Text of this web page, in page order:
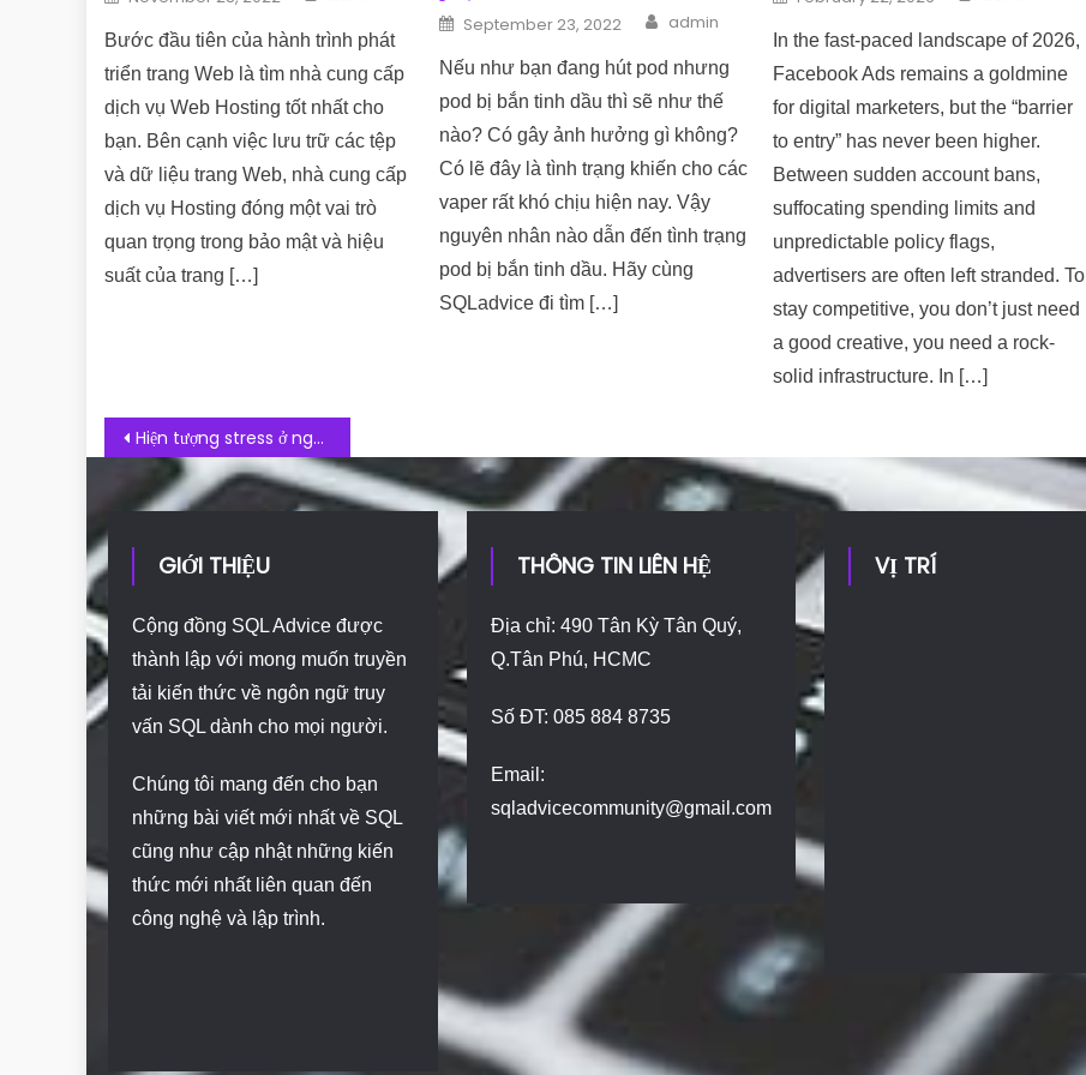
Bước đầu tiên của hành trình phát
triển trang Web là tìm nhà cung cấp
dịch vụ Web Hosting tốt nhất cho
bạn. Bên cạnh việc lưu trữ các tệp
và dữ liệu trang Web, nhà cung cấp
dịch vụ Hosting đóng một vai trò
quan trọng trong bảo mật và hiệu
suất của trang […]
Posted on
September 23, 2022 Author
admin
Nếu như bạn đang hút pod nhưng
pod bị bắn tinh dầu thì sẽ như thế
nào? Có gây ảnh hưởng gì không?
Có lẽ đây là tình trạng khiến cho các
vaper rất khó chịu hiện nay. Vậy
nguyên nhân nào dẫn đến tình trạng
pod bị bắn tinh dầu. Hãy cùng
SQLadvice đi tìm […]
In the fast-paced landscape of 2026,
Facebook Ads remains a goldmine
for digital marketers, but the “barrier
to entry” has never been higher.
Between sudden account bans,
suffocating spending limits and
unpredictable policy flags,
advertisers are often left stranded. To
stay competitive, you don’t just need
a good creative, you need a rock-
solid infrastructure. In […]
Post navigation
Hiện tượng stress ở người già: Nguyên nhân và cách điều trị
GIỚI THIỆU
Cộng đồng SQL Advice được
thành lập với mong muốn truyền
tải kiến thức về ngôn ngữ truy
vấn SQL dành cho mọi người.
Chúng tôi mang đến cho bạn
những bài viết mới nhất về SQL
cũng như cập nhật những kiến
thức mới nhất liên quan đến
công nghệ và lập trình.
THÔNG TIN LIÊN HỆ
Địa chỉ: 490 Tân Kỳ Tân Quý,
Q.Tân Phú, HCMC
Số ĐT: 085 884 8735
Email:
sqladvicecommunity@gmail.com
VỊ TRÍ